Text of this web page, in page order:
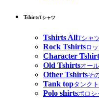
TshirtsTシャツ
Tshirts AllTシャ
Rock Tshirtsロ
Character
Old Tshirtsオー
Other Tshirtsそ
Tank topタンク
Polo shirtsポロシ